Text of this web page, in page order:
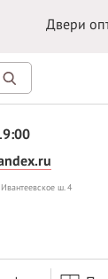
Двери
ш. 4